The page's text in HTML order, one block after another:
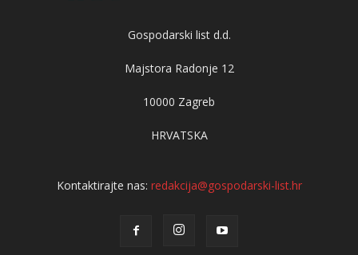
Gospodarski list d.d.
Majstora Radonje 12
10000 Zagreb
HRVATSKA
Kontaktirajte nas: redakcija@gospodarski-list.hr